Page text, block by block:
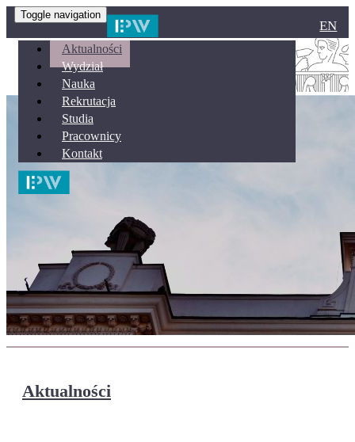
Toggle navigation
Aktualności
Wydział
Nauka
Rekrutacja
Studia
Pracownicy
Kontakt
EN
Aktualności